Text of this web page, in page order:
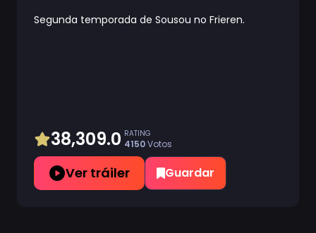
Segunda temporada de Sousou no Frieren.
38,309.0 RATING
4150Votos
Ver tráiler Guardar